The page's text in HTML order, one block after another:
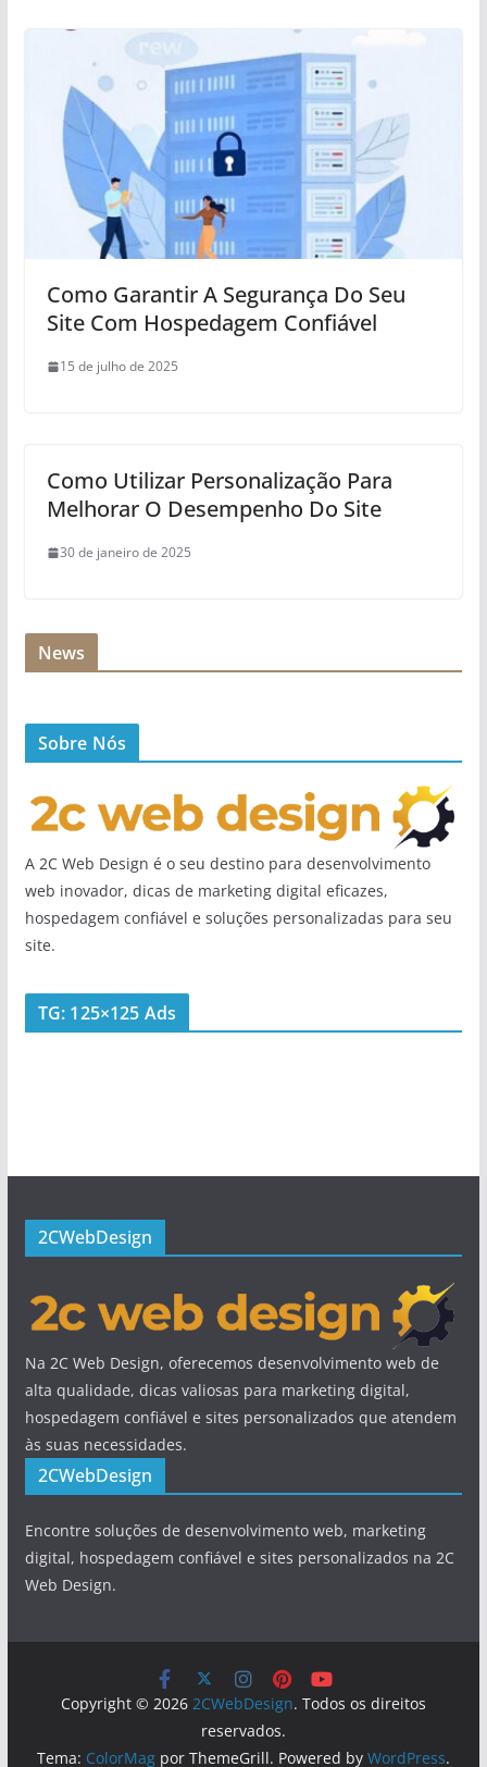
Como Garantir A Segurança Do Seu
Site Com Hospedagem Confiável
15 de julho de 2025
Como Utilizar Personalização Para
Melhorar O Desempenho Do Site
30 de janeiro de 2025
News
Sobre Nós
A 2C Web Design é o seu destino para desenvolvimento
web inovador, dicas de marketing digital eficazes,
hospedagem confiável e soluções personalizadas para seu
site.
TG: 125×125 Ads
2CWebDesign
Na 2C Web Design, oferecemos desenvolvimento web de
alta qualidade, dicas valiosas para marketing digital,
hospedagem confiável e sites personalizados que atendem
às suas necessidades.
2CWebDesign
Encontre soluções de desenvolvimento web, marketing
digital, hospedagem confiável e sites personalizados na 2C
Web Design.
Copyright © 2026 2CWebDesign. Todos os direitos
reservados.
Tema: ColorMagpor ThemeGrill. Powered by WordPress.